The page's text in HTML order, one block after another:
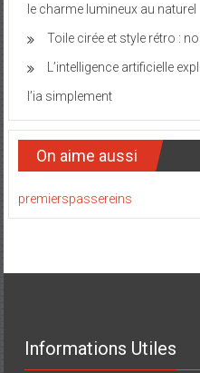
le charme lumineux au naturel
Toile cirée et style rétro :
L’intelligence artificielle
l’ia simplement
On aime aussi
premierspassereins
Informations Utiles